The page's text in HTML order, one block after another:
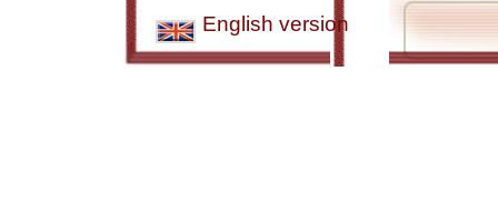
English version